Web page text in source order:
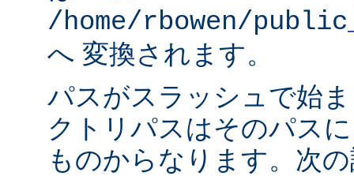
/home/rbowen/
へ 変換されます。
パスがスラッシュで始
クトリパスはそのパス
ものからなります。次